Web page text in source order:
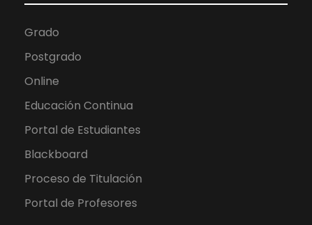
Grado
Postgrado
Online
Educación Continua
Portal de Estudiantes
Blackboard
Proceso de Titulación
Portal de Profesores